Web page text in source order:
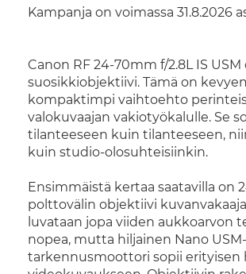
Kampanja on voimassa 31.8.2026
Canon RF 24-70mm f/2.8L IS USM
suosikkiobjektiivi. Tämä on
kompaktimpi vaihtoehto
valokuvaajan vakiotyökalulle. Se
tilanteeseen kuin tilanteeseen,
kuin studio-olosuhteisiinkin.
Ensimmäistä kertaa saatavilla on
polttovälin objektiivi
luvataan jopa viiden aukkoarvon
nopea, mutta hiljainen Nano USM-
tarkennusmoottori sopii erityisen